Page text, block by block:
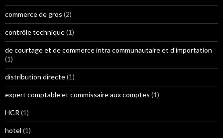
commerce de gros (2)
contrôle technique(1)
de courtage et de commerce intra communautaire et d'importation
(1)
distribution directe(1)
expert comptable et commissaire aux comptes (1)
HCR (1)
hotel (1)